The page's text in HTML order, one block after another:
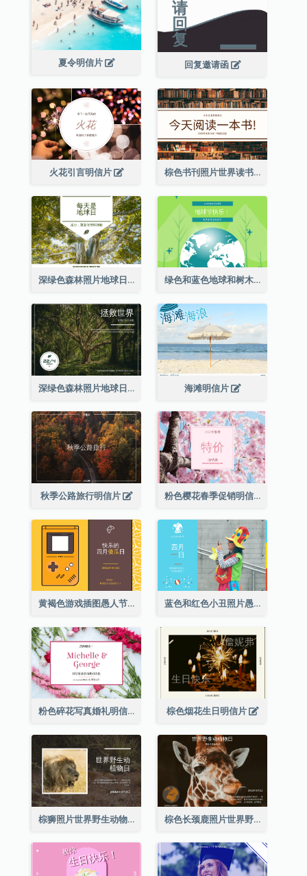
夏令明信片 回复邀请函
火花引言明信片 棕色书刊照片世界读书日明信片
深绿色森林照片地球日明信片 绿色和蓝色地球和树木插图地球日明信片
深绿色森林照片地球日明信片 海滩明信片
秋季公路旅行明信片 粉色樱花春季促销明信片
黄褐色游戏插图愚人节明信片 蓝色和红色小丑照片愚人节明信片
粉色碎花写真婚礼明信片 棕色烟花生日明信片
棕狮照片世界野生动物日明信片 棕色长颈鹿照片世界野生动物日明信片